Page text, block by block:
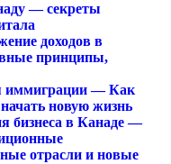
— секреты
доходов в
принципы,
иммиграции — Как
новую жизнь
бизнеса в Канаде —
отрасли и новые